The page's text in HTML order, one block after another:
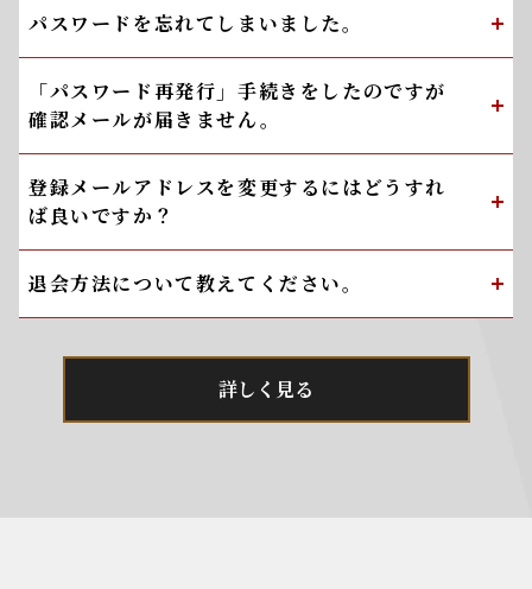
パスワードを忘れてしまいました。
「パスワード再発行」手続きをしたのですが
確認メールが届きません。
登録メールアドレスを変更するにはどうすれ
ば良いですか？
退会方法について教えてください。
詳しく見る